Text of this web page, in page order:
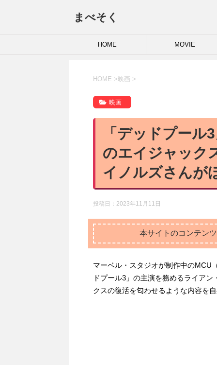
まべそく
HOME MOVIE
HOME > 映画 >
映画
「デッドプー
のエイジャック
イノルズさんが
投稿日： 2023年11月11日
本サイトのコンテン
マーベル・スタジオが制作中のMCU
ドプール3」の主演を務めるライア
クスの復活を匂わせるような内容を